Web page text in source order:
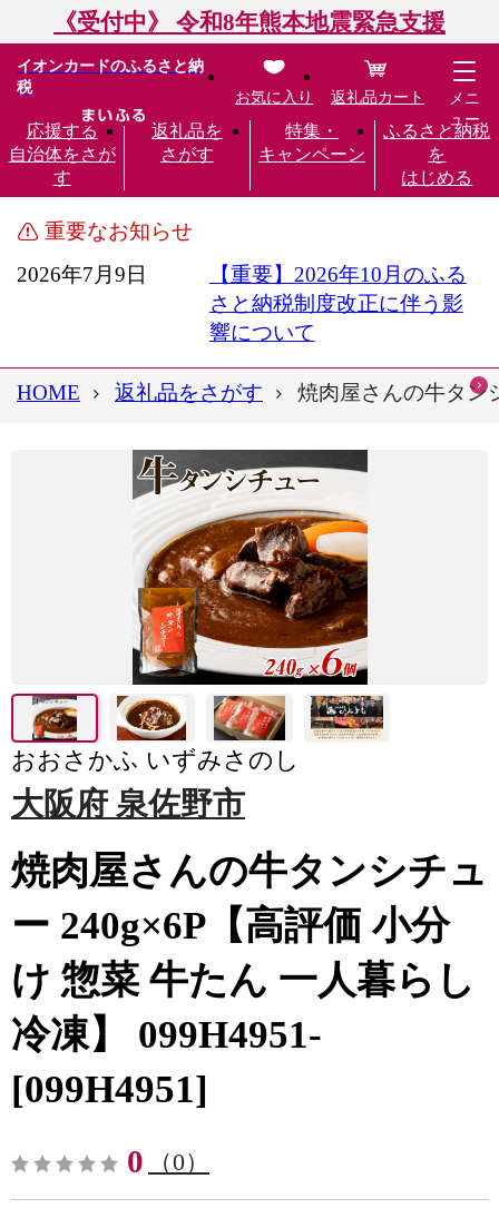
《受付中》 令和8年熊本地震緊急支援
イオンカードのふるさと納
税
応援する
自治体をさが
す
返礼品を
さがす
特集・
キャンペーン
ふるさと納税
を
はじめる
お気に入り 返礼品カート
メニ
ュー
重要なお知らせ
2026年7月9日
【重要】2026年10月のふる
さと納税制度改正に伴う影
響について
HOME 返礼品をさがす 焼肉屋さんの牛タン
おおさかふ いずみさのし
大阪府 泉佐野市
焼肉屋さんの牛タンシチュ
ー 240g×6P【高評価 小分
け 惣菜 牛たん 一人暮らし
冷凍】 099H4951-
[099H4951]
0 （0）